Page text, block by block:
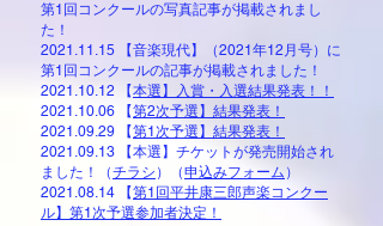
第1回コンクールの写真記事が掲載されまし
た！
2021.11.15
【音楽現代】（2021年12月号）に
第1回コンクールの記事が掲載されました！
​2021.10.12
【本選】入賞・入選結果発表！！
​2021.10.06
【第2次予選】結果発表！
​2021.09.29
【第1次予選】結果発表！
​2021.09.13 【本選】チケットが発売開始され
ました！（チラシ ）（申込みフォーム ）
2021.08.14 【第1回平井康三郎声楽コンクー
ル】第1次予選参加者決定！